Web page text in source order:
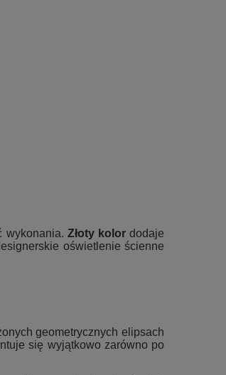
wykonania. Złoty kolordodaje
oświetlenie ścienne
geometrycznych elipsach
się wyjątkowo zarówno po